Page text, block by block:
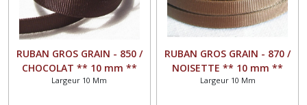
RUBAN GROS GRAIN - 850 /
CHOCOLAT ** 10 mm **
GALON UNI GRAND TEINT -
Largeur 10 Mm
RUBAN GROS GRAIN - 870 /
NOISETTE ** 10 mm **
GALON UNI GRAND TEINT -
Largeur 10 Mm